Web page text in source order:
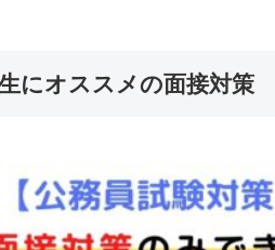
にオススメの面接対策